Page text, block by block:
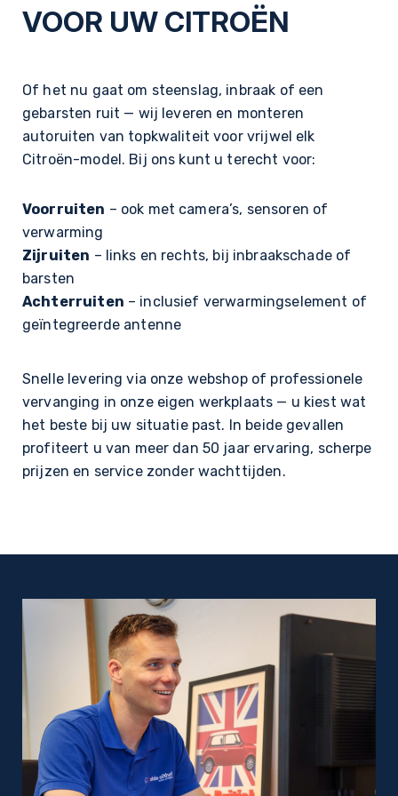
VOOR UW CITROËN
Of het nu gaat om steenslag, inbraak of een
gebarsten ruit — wij leveren en monteren
autoruiten van topkwaliteit voor vrijwel elk
Citroën-model. Bij ons kunt u terecht voor:
Voorruiten – ook met camera’s, sensoren of
verwarming
Zijruiten – links en rechts, bij inbraakschade of
barsten
Achterruiten – inclusief verwarmingselement of
geïntegreerde antenne
Snelle levering via onze webshop of professionele
vervanging in onze eigen werkplaats — u kiest wat
het beste bij uw situatie past. In beide gevallen
profiteert u van meer dan 50 jaar ervaring, scherpe
prijzen en service zonder wachttijden.